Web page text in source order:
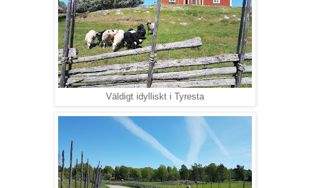
Väldigt idylliskt i Tyresta